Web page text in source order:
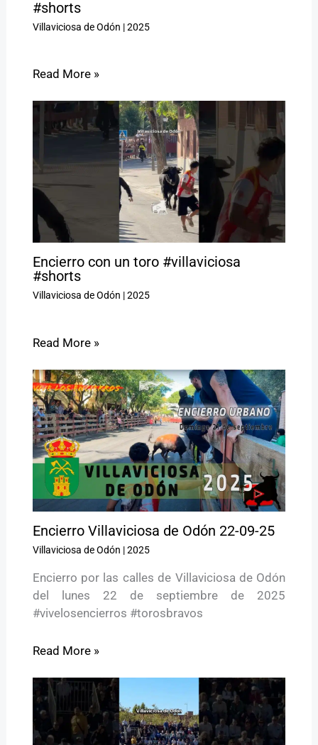
#shorts
Villaviciosa de Odón |2025
Read More »
Encierro con un toro #villaviciosa
#shorts
Villaviciosa de Odón |2025
Read More »
Encierro Villaviciosa de Odón 22-09-25
Villaviciosa de Odón |2025
Encierro por las calles de Villaviciosa de Odón
del lunes 22 de septiembre de 2025
#vivelosencierros #torosbravos
Read More »